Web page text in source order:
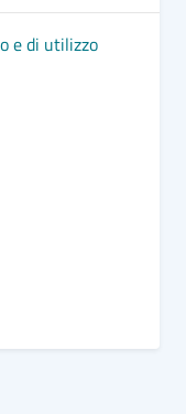
e di utilizzo